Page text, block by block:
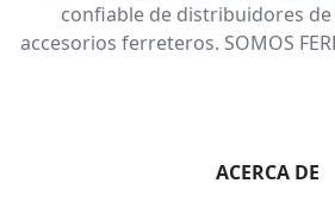
confiable de distribuidores
accesorios ferreteros. SOMOS
ACERCA DE